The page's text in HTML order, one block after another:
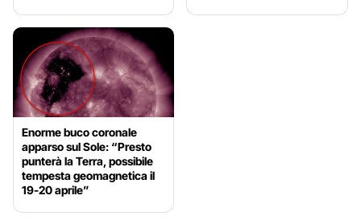
Enorme buco coronale
apparso sul Sole: “Presto
punterà la Terra, possibile
tempesta geomagnetica il
19-20 aprile”